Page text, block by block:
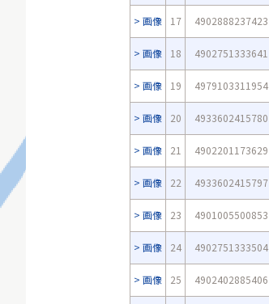
画像 17 4902888237423
画像 18 4902751333641
画像 19 4979103311954
画像 20 4933602415780
画像 21 4902201173629
画像 22 4933602415797
画像 23 4901005500853
画像 24 4902751333504
画像 25 4902402885406